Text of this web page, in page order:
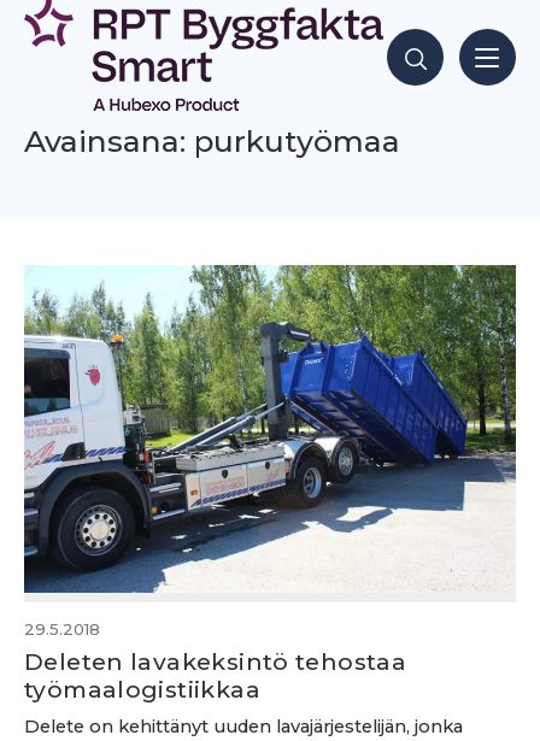
Siirry
sisältöön
Hae sisältöjä
Avainsana: purkutyömaa
29.5.2018
Deleten lavakeksintö tehostaa
työmaalogistiikkaa
Delete on kehittänyt uuden lavajärjestelijän, jonka